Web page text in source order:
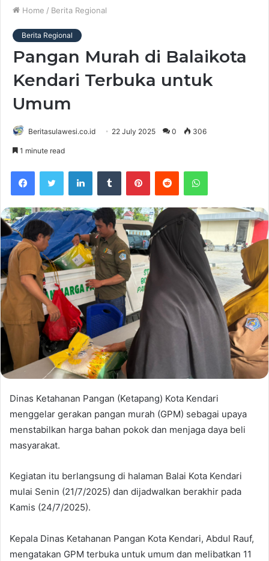
Home / Berita Regional
Berita Regional
Pangan Murah di Balaikota
Kendari Terbuka untuk
Umum
Beritasulawesi.co.id 22 July 2025 0 306
1 minute read
Dinas Ketahanan Pangan (Ketapang) Kota Kendari
menggelar gerakan pangan murah (GPM) sebagai upaya
menstabilkan harga bahan pokok dan menjaga daya beli
masyarakat.
Kegiatan itu berlangsung di halaman Balai Kota Kendari
mulai Senin (21/7/2025) dan dijadwalkan berakhir pada
Kamis (24/7/2025).
Kepala Dinas Ketahanan Pangan Kota Kendari, Abdul Rauf,
mengatakan GPM terbuka untuk umum dan melibatkan 11